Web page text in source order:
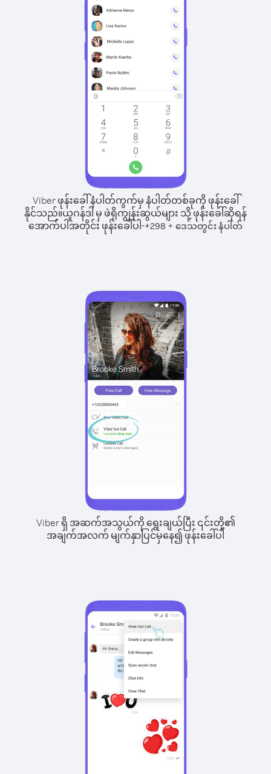
Viber ဖုန်းခေါ်နံပါတ်ကွက်မှ နံပါတ်တစ်ခုကို ဖုန်းခေါ်
နိုင်သည်။ယူဂန်ဒါ မှ ဖဲရိုကျွန်းဆွယ်များ သို့ ဖုန်းခေါ်ဆိုရန်
အောက်ပါအတိုင်း ဖုန်းခေါ်ပါ-+298 + ဒေသတွင်း နံပါတ်
Viber ရှိ အဆက်အသွယ်ကို ရွေးချယ်ပြီး ၎င်းတို့၏
အချက်အလက် မျက်နှာပြင်မှနေ၍ ဖုန်းခေါ်ပါ